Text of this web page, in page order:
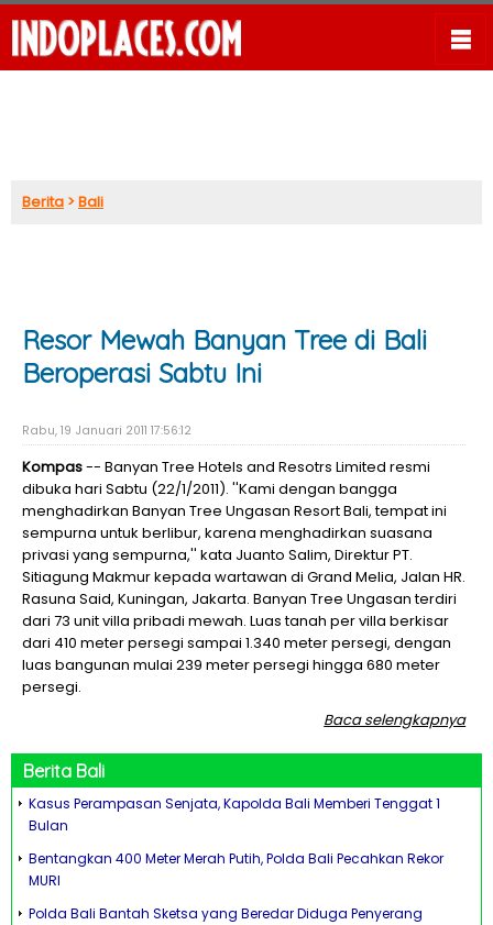
Berita >Bali
Resor Mewah Banyan Tree di Bali
Beroperasi Sabtu Ini
Rabu, 19 Januari 2011 17:56:12
Kompas-- Banyan Tree Hotels and Resotrs Limited resmi
dibuka hari Sabtu (22/1/2011). ''Kami dengan bangga
menghadirkan Banyan Tree Ungasan Resort Bali, tempat ini
sempurna untuk berlibur, karena menghadirkan suasana
privasi yang sempurna,'' kata Juanto Salim, Direktur PT.
Sitiagung Makmur kepada wartawan di Grand Melia, Jalan HR.
Rasuna Said, Kuningan, Jakarta. Banyan Tree Ungasan terdiri
dari 73 unit villa pribadi mewah. Luas tanah per villa berkisar
dari 410 meter persegi sampai 1.340 meter persegi, dengan
luas bangunan mulai 239 meter persegi hingga 680 meter
persegi.
Baca selengkapnya
Berita Bali
Kasus Perampasan Senjata, Kapolda Bali Memberi Tenggat 1
Bulan
Bentangkan 400 Meter Merah Putih, Polda Bali Pecahkan Rekor
MURI
Polda Bali Bantah Sketsa yang Beredar Diduga Penyerang